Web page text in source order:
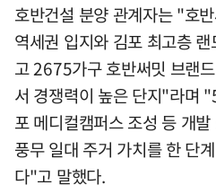
호반건설 분양 관계자는 "호
역세권 입지와 김포 최고층
고 2675가구 호반써밋 브랜
서 경쟁력이 높은 단지"라며
포 메디컬캠퍼스 조성 등 개
풍무 일대 주거 가치를 한 단
다"고 말했다.